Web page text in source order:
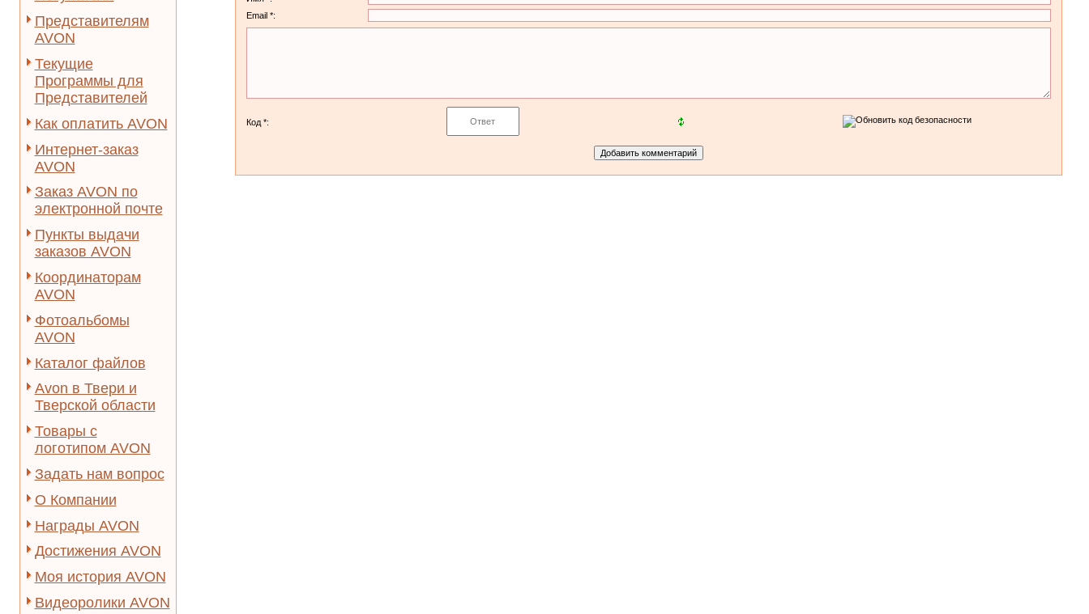
Представителям
AVON
Текущие
Программы для
Представителей
Как оплатить AVON
Интернет-заказ
AVON
Заказ AVON по
электронной почте
Пункты выдачи
заказов AVON
Координаторам
AVON
Фотоальбомы
AVON
Каталог файлов
Avon в Твери и
Тверской области
Товары с
логотипом AVON
Задать нам вопрос
О Компании
Награды AVON
Достижения AVON
Моя история AVON
Видеоролики AVON
Email *:
Код *: